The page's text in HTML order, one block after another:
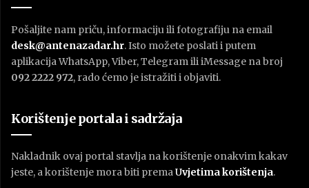
Pošaljite nam priču, informaciju ili fotografiju na email
desk@antenazadar.hr. Isto možete poslati i putem
aplikacija WhatsApp, Viber, Telegram ili iMessage na broj
092 2222 972, rado ćemo je istražiti i objaviti.
Korištenje portala i sadržaja
Nakladnik ovaj portal stavlja na korištenje onakvim kakav
jeste, a korištenje mora biti premaUvjetima korištenja.